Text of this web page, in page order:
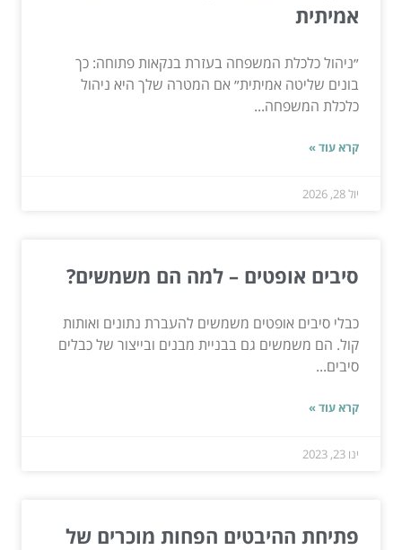
אמיתית
״ניהול כלכלת המשפחה בעזרת בנקאות פתוחה: כך
בונים שליטה אמיתית״ אם המטרה שלך היא ניהול
כלכלת המשפחה...
קרא עוד »
יול 28, 2026
סיבים אופטים – למה הם משמשים?
כבלי סיבים אופטים משמשים להעברת נתונים ואותות
קול. הם משמשים גם בבניית מבנים ובייצור של כבלים
סיבים...
קרא עוד »
ינו 23, 2023
פתיחת ההיבטים הפחות מוכרים של